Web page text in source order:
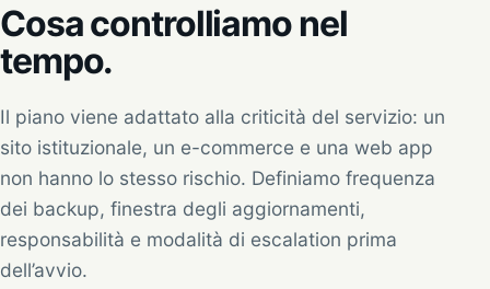
Cosa controlliamo nel
tempo.
Il piano viene adattato alla criticità del servizio: un
sito istituzionale, un e-commerce e una web app
non hanno lo stesso rischio. Definiamo frequenza
dei backup, finestra degli aggiornamenti,
responsabilità e modalità di escalation prima
dell’avvio.